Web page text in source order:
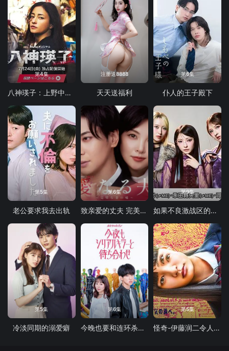
第4集
八神瑛子：上野中央署组织犯罪对策课
注册送8888
天天送福利
第6集
仆人的王子殿下
第5集
老公要求我去出轨
第6集
致亲爱的丈夫 完美妻子的谎言
第9集
如果不良激战区的四天王转生成了偶像团体
第5集
冷淡同期的溺爱癖
第6集
今晚也要和连环杀手约会
第5集
怪奇-伊藤润二令人彻夜难眠的奇异故事